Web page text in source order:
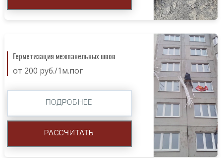
Герметизация межпанельных швов
от 200 руб./1м.пог
ПОДРОБНЕЕ
РАССЧИТАТЬ